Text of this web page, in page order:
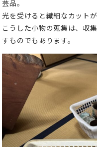
芸品。
光を受けると繊細なカット
こうした小物の蒐集は、収
すものでもあります。